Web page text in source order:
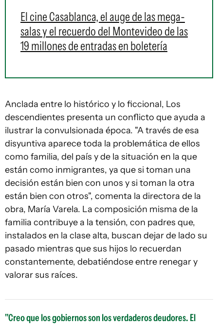
El cine Casablanca, el auge de las mega-
salas y el recuerdo del Montevideo de las
19 millones de entradas en boletería
Anclada entre lo histórico y lo ficcional, Los
descendientes presenta un conflicto que ayuda a
ilustrar la convulsionada época. "A través de esa
disyuntiva aparece toda la problemática de ellos
como familia, del país y de la situación en la que
están como inmigrantes, ya que si toman una
decisión están bien con unos y si toman la otra
están bien con otros", comenta la directora de la
obra, María Varela. La composición misma de la
familia contribuye a la tensión, con padres que,
instalados en la clase alta, buscan dejar de lado su
pasado mientras que sus hijos lo recuerdan
constantemente, debatiéndose entre renegar y
valorar sus raíces.
"Creo que los gobiernos son los verdaderos deudores. El